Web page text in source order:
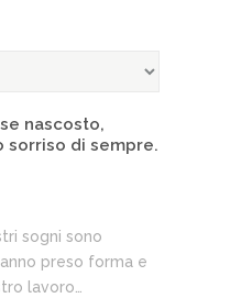
nascosto,
sorriso di sempre.
sogni sono
preso forma e
lavoro…